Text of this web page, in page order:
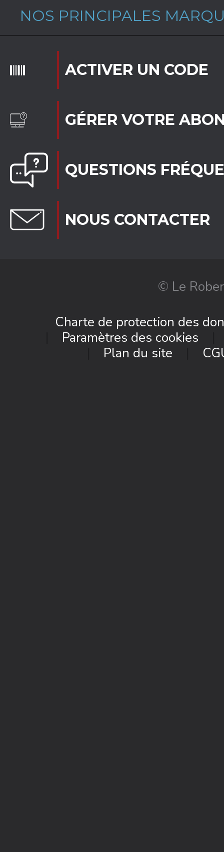
NOS PRINCIPALES
ACTIVER UN CODE
GÉRER VOTRE
QUESTIONS
NOUS CONTACTER
© Le
Charte de protection des
Paramètres des cookies
Plan du site